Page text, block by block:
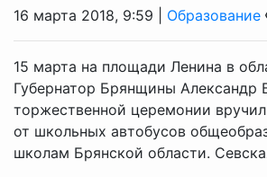
16 марта 2018, 9:59 | Образование
15 марта на площади Ленина в
Губернатор Брянщины Александр
торжественной церемонии
от школьных автобусов
школам Брянской области.